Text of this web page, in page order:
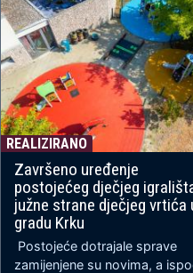
REALIZIRANO
Završeno uređenje
postojećeg dječjeg
južne strane dječjeg vrtića
gradu Krku
Postojeće dotrajale sprave
zamijenjene su novima, a